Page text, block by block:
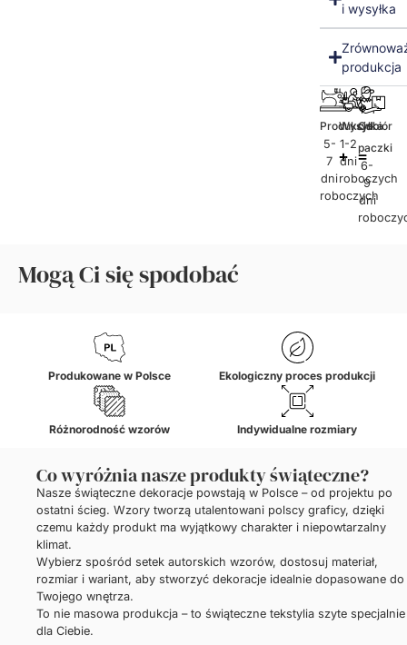
i wysyłka
produkcja
Produkcja
5-
7
dni
roboczych
Wysyłka
1-2
dni
roboczych
Odbiór
paczki
6-
9
dni
Mogą Ci się spodobać
Produkowane w Polsce Ekologiczny proces produkcji
Różnorodność wzorów Indywidualne rozmiary
Co wyróżnia nasze produkty świąteczne?
Nasze świąteczne dekoracje powstają w Polsce – od projektu po
ostatni ścieg. Wzory tworzą utalentowani polscy graficy, dzięki
czemu każdy produkt ma wyjątkowy charakter i niepowtarzalny
klimat.
Wybierz spośród setek autorskich wzorów, dostosuj materiał,
rozmiar i wariant, aby stworzyć dekoracje idealnie dopasowane do
Twojego wnętrza.
To nie masowa produkcja – to świąteczne tekstylia szyte specjalnie
dla Ciebie.